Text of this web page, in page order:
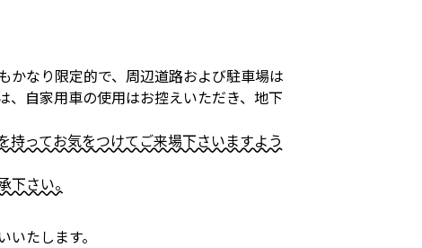
かなり限定的で、周辺道路および駐車場は
自家用車の使用はお控えいただき、地下
ってお気をつけてご来場下さいますよう
さい。
いたします。